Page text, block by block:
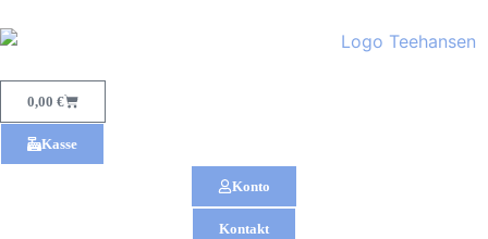
0,00 €
Kasse
Konto
Kontakt